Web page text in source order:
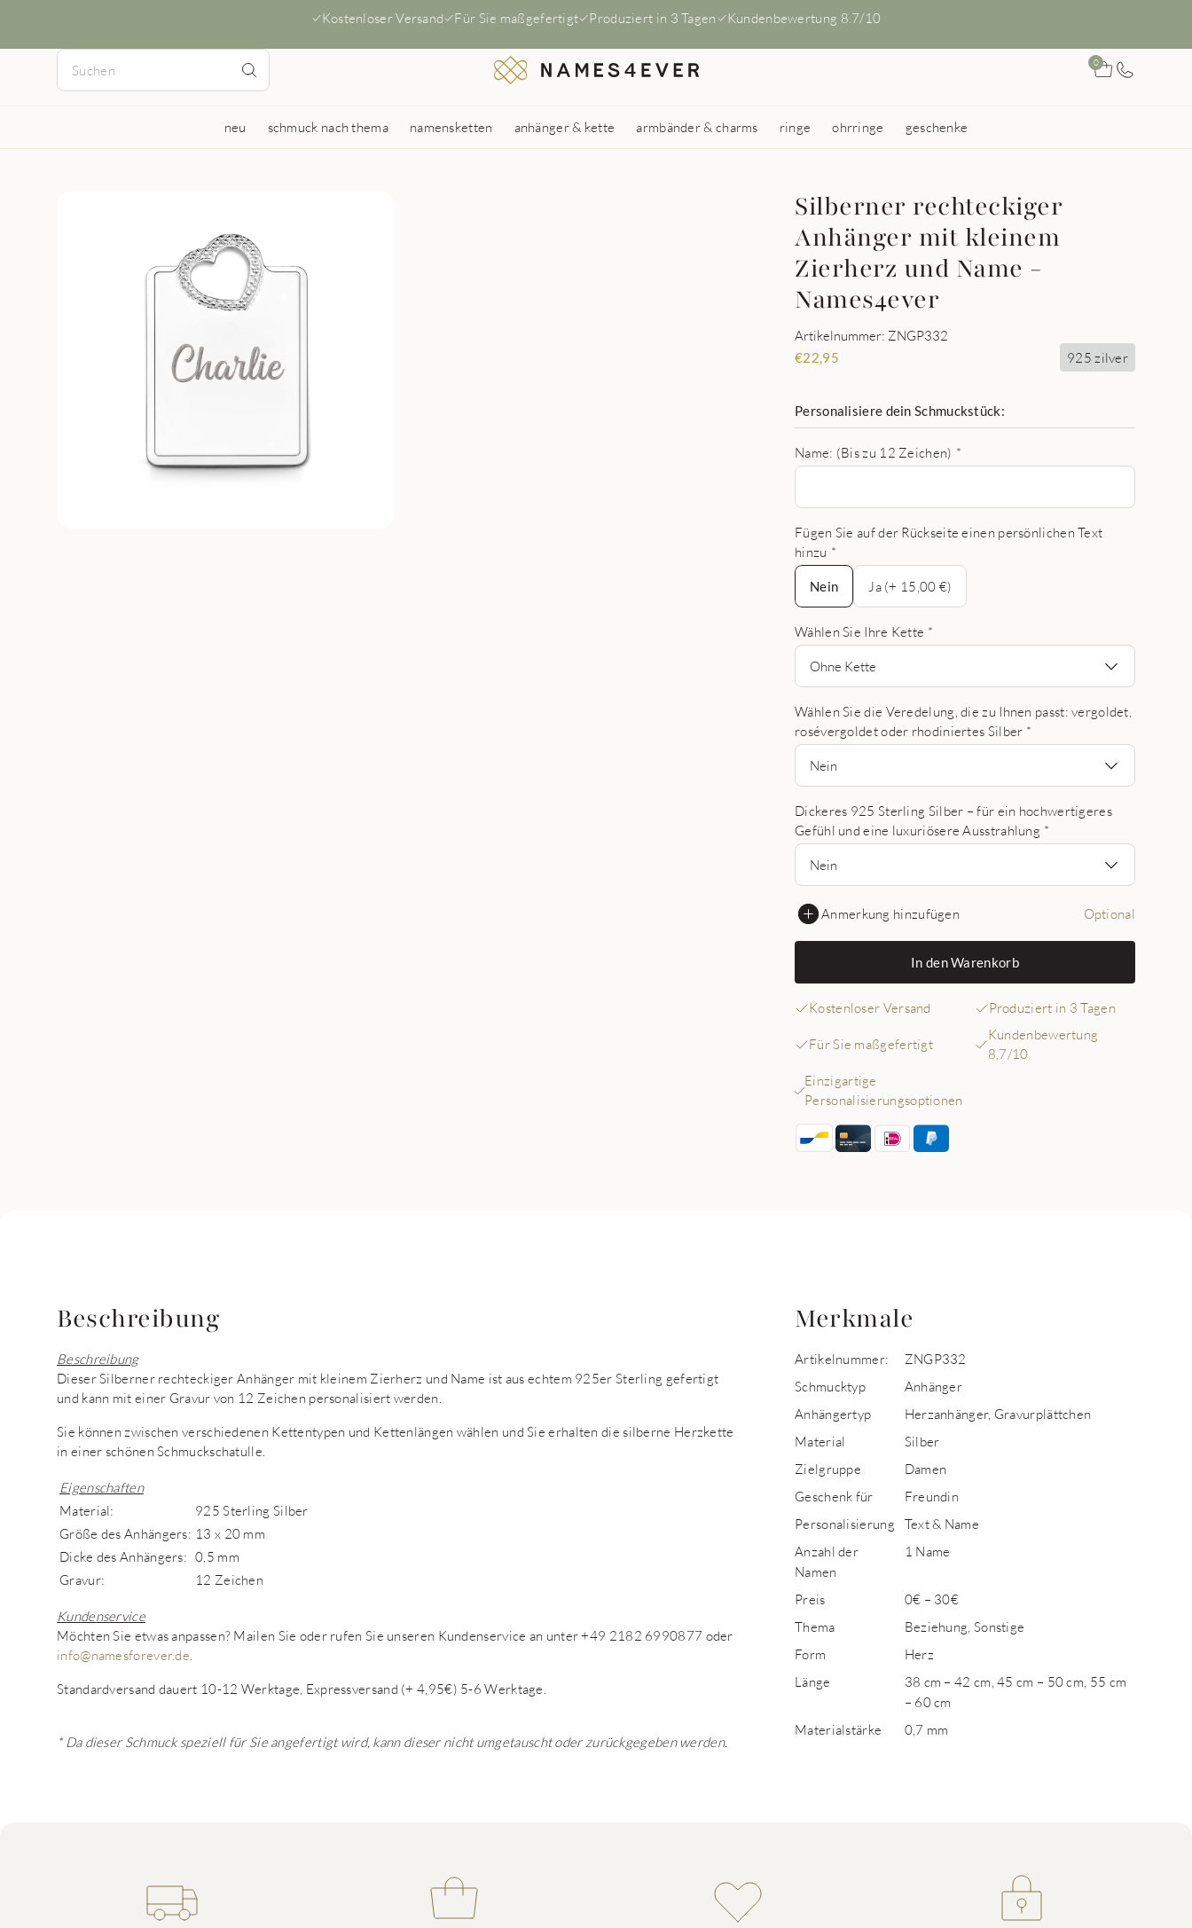
Kostenloser Versand Für Sie maßgefertigt Produziert in 3 Tagen Kundenbewertung 8.7/10
0
neu schmuck nach thema namensketten anhänger & kette armbänder & charms ringe ohrringe geschenke
Silberner rechteckiger
Anhänger mit kleinem
Zierherz und Name -
Names4ever
Artikelnummer: ZNGP332
€22,95 925 zilver
Personalisiere dein Schmuckstück:
Name: (Bis zu 12 Zeichen) *
Fügen Sie auf der Rückseite einen persönlichen Text
hinzu *
Nein
Nein
Ja (+ 15,00 €)
Wählen Sie Ihre Kette *
Ohne Kette
Wählen Sie die Veredelung, die zu Ihnen passt: vergoldet,
rosévergoldet oder rhodiniertes Silber *
Nein
Dickeres 925 Sterling Silber – für ein hochwertigeres
Gefühl und eine luxuriösere Ausstrahlung *
Nein
Anmerkung hinzufügen Optional
In den Warenkorb
Kostenloser Versand Produziert in 3 Tagen
Für Sie maßgefertigt
Kundenbewertung
8,7/10
Einzigartige
Personalisierungsoptionen
Beschreibung
Beschreibung
Dieser Silberner rechteckiger Anhänger mit kleinem Zierherz und Name ist aus echtem 925er Sterling gefertigt
und kann mit einer Gravur von 12 Zeichen personalisiert werden.
Sie können zwischen verschiedenen Kettentypen und Kettenlängen wählen und Sie erhalten die silberne Herzkette
in einer schönen Schmuckschatulle.
Eigenschaften
Material:
925 Sterling Silber
Größe des Anhängers: 13 x 20 mm
Dicke des Anhängers: 0,5 mm
Gravur:
12 Zeichen
Kundenservice
Möchten Sie etwas anpassen? Mailen Sie oder rufen Sie unseren Kundenservice an unter +49 2182 6990877 oder
info@namesforever.de
Standardversand dauert 10-12 Werktage, Expressversand (+ 4,95€) 5-6 Werktage.
* Da dieser Schmuck speziell für Sie angefertigt wird, kann dieser nicht umgetauscht oder zurückgegeben werden.
Merkmale
Artikelnummer:
ZNGP332
Schmucktyp
Anhänger
Anhängertyp
Herzanhänger, Gravurplättchen
Material
Silber
Zielgruppe
Damen
Geschenk für
Freundin
Personalisierung
Text & Name
Anzahl der
Namen
1 Name
Preis
0€ – 30€
Thema
Beziehung, Sonstige
Form
Herz
Länge
38 cm – 42 cm, 45 cm – 50 cm, 55 cm
– 60 cm
Materialstärke
0,7 mm